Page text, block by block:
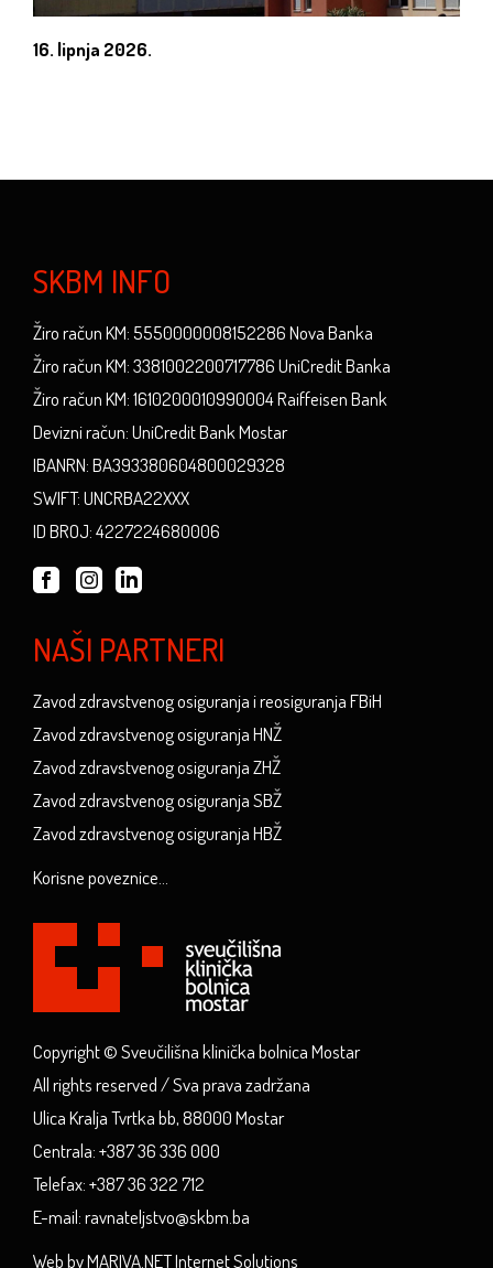
16. lipnja 2026.
SKBM INFO
Žiro račun KM: 5550000008152286 Nova Banka
Žiro račun KM: 3381002200717786 UniCredit Banka
Žiro račun KM: 1610200010990004 Raiffeisen Bank
Devizni račun: UniCredit Bank Mostar
IBANRN: BA393380604800029328
SWIFT: UNCRBA22XXX
ID BROJ: 4227224680006
NAŠI PARTNERI
Zavod zdravstvenog osiguranja i reosiguranja FBiH
Zavod zdravstvenog osiguranja HNŽ
Zavod zdravstvenog osiguranja ZHŽ
Zavod zdravstvenog osiguranja SBŽ
Zavod zdravstvenog osiguranja HBŽ
Korisne poveznice...
Copyright © Sveučilišna klinička bolnica Mostar
All rights reserved / Sva prava zadržana
Ulica Kralja Tvrtka bb, 88000 Mostar
Centrala: +387 36 336 000
Telefax: +387 36 322 712
E-mail: ravnateljstvo@skbm.ba
Web by MARIVA.NET Internet Solutions